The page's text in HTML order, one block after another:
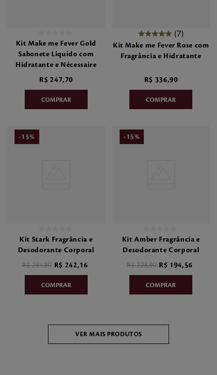
Kit Make me Fever Gold
Sabonete Líquido com
Hidratante e Nécessaire
R$ 247,70
7
Kit Make me Fever Rose com
Fragrância e Hidratante
R$ 336,90
- 15%
Kit Stark Fragrância e
Desodorante Corporal
R$ 284,90 R$ 242,16
- 15%
Kit Amber Fragrância e
Desodorante Corporal
R$ 228,90 R$ 194,56